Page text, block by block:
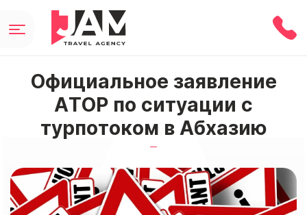
Официальное заявление
АТОР по ситуации с
турпотоком в Абхазию